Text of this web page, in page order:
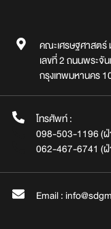
คณะเศรษฐศาสต
เลขที่ 2 ถนนพระจั
กรุงเทพมหานคร
โทรศัพท์ :
098-503-1196 (ฝ่
062-467-6741 (ฝ่
Email :